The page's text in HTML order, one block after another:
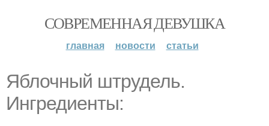
СОВРЕМЕННАЯ ДЕВУШКА
главная новости статьи
Яблочный штрудель.
Ингредиенты: